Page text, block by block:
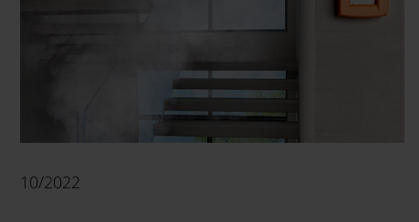
10/2022